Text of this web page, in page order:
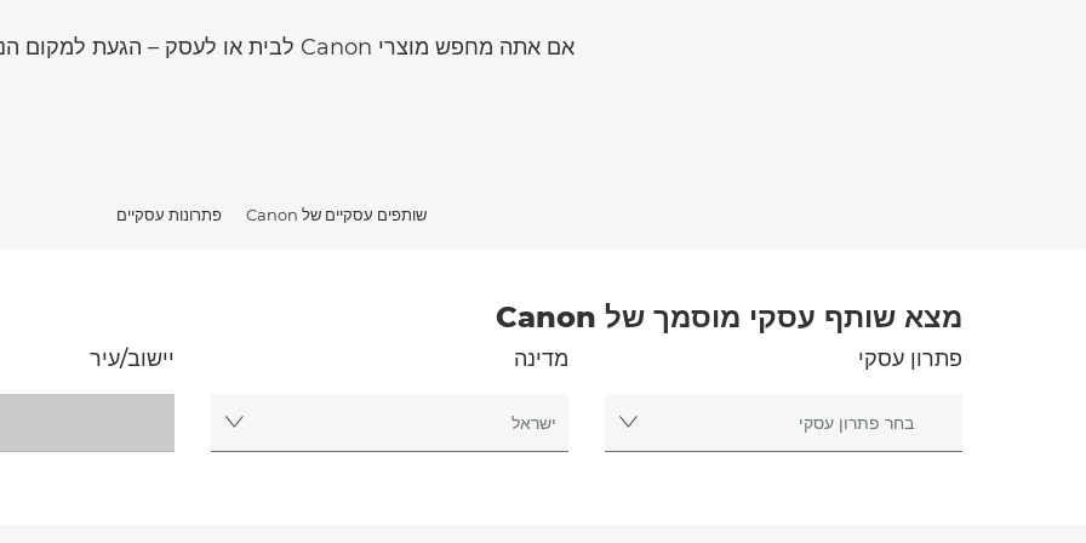
אם אתה מחפש מוצרי Canon לבית או לעסק – הגעת למקום הנכון.
שותפים עסקיים של Canon פתרונות עסקיים
מצא שותף עסקי מוסמך של Canon
פתרון עסקי מדינה יישוב/עיר